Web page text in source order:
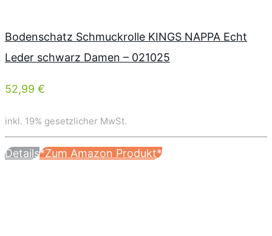
Bodenschatz Schmuckrolle KINGS NAPPA Echt
Leder schwarz Damen – 021025
52,99 €
inkl. 19% gesetzlicher MwSt.
Details*Zum Amazon Produkt*